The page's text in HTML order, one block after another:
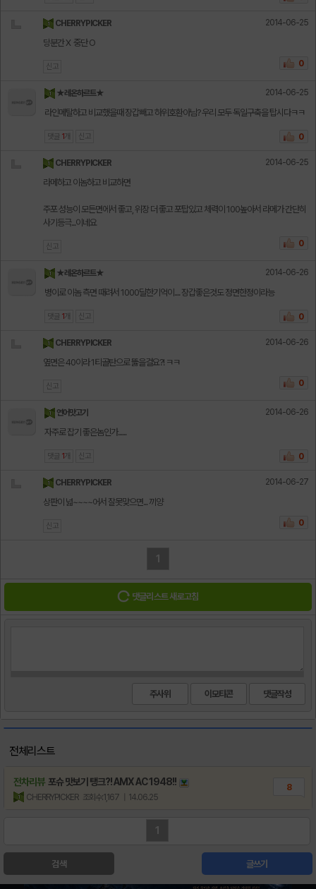
CHERRYPICKER 2014-06-25
당분간 X 중단 O
신고 0
★레온하르트★ 2014-06-25
라인메탈하고 비교했을때 장갑빼고 하위호환아님? 우리 모두 독일구축을 탑시다ㅋㅋ
댓글 1 개 신고 0
CHERRYPICKER 2014-06-25
라메하고 이놈하고 비교하면
주포 성능이 모든면에서 좋고, 위장 더 좋고 포탑있고 체력이 100높아서 라메가 간단히
사기등극...이네요
신고 0
★레온하르트★ 2014-06-26
병이로 이놈 측면 때려서 1000딜한기억이.... 장갑좋은것도 정면한정이라능
댓글 1 개 신고 0
CHERRYPICKER 2014-06-26
옆면은 40이라 1티골탄으로 뚫을걸요?! ㅋㅋ
신고 0
연어맛고기 2014-06-26
자주로 잡기 좋은놈인가......
댓글 1 개 신고 0
CHERRYPICKER 2014-06-27
상판이 넓~~~~어서 잘못맞으면... 끼양
신고 0
1
댓글리스트 새로고침
주사위 이모티콘
전체리스트
전차리뷰 포슈 맛보기 탱크?! AMX AC1948!!
CHERRYPICKER 조회수:1,167 | 14.06.25
8
1
검색 글쓰기